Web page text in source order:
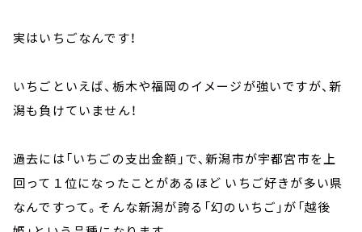
実はいちごなんです！
いちごといえば、栃木や福岡のイメージが強いですが、新
潟も負けていません！
過去には「いちごの支出金額」で、新潟市が宇都宮市を上
回って１位になったことがあるほど いちご好きが多い県
なんですって。そんな新潟が誇る「幻のいちご」が「越後